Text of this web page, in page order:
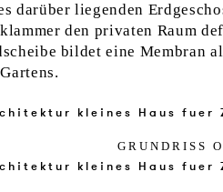
darüber liegenden
den privaten Raum
bildet eine Membran
GRUN­D­RISS